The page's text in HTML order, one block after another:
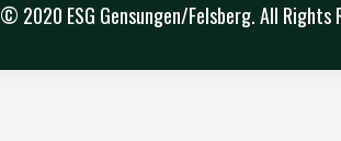
© 2020 ESG Gensungen/Felsberg. All Rights